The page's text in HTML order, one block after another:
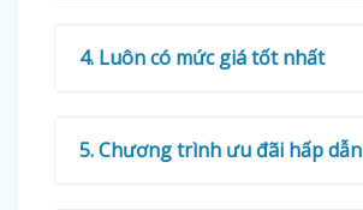
4. Luôn có mức giá tốt nhất
5. Chương trình ưu đãi hấp dẫn